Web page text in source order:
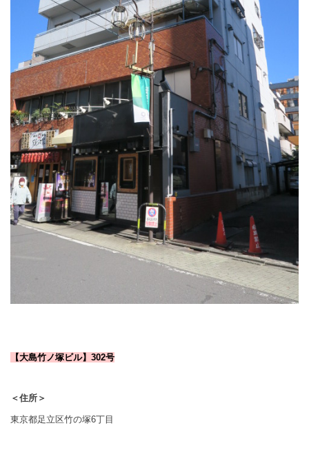
【大島竹ノ塚ビル】302号
＜住所＞
東京都足立区竹の塚6丁目